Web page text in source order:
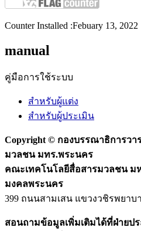
Counter Installed :Febuary 13, 2022
manual
คู่มือการใช้ระบบ
สำหรับผู้แต่ง
สำหรับผู้ประเมิน
Copyright © กองบรรณาธิการวา
มวลชน มทร.พระนคร
คณะเทคโนโลยีสื่อสารมวลชน ม
มงคลพระนคร
399 ถนนสามเสน แขวงวชิรพยาบ
สอนถามข้อมูลเพิ่มเติมได้ที่ฝ่ายป